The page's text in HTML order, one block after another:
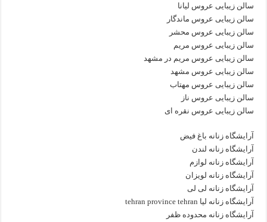
سالن زیبایی عروس لیانا
سالن زیبایی عروس ماندگار
سالن زیبایی عروس محشر
سالن زیبایی عروس مریم
سالن زیبایی عروس مریم در مشهد
سالن زیبایی عروس مشهد
سالن زیبایی عروس مهتاب
سالن زیبایی عروس ناز
سالن زیبایی عروس نقره ای
آرایشگاه زنانه باغ فیض
آرایشگاه زنانه لندن
آرایشگاه زنانه لوازم
آرایشگاه زنانه لویزان
آرایشگاه زنانه لی لی
آرایشگاه زنانه لیا tehran province tehran
آرایشگاه زنانه محدوده ظفر